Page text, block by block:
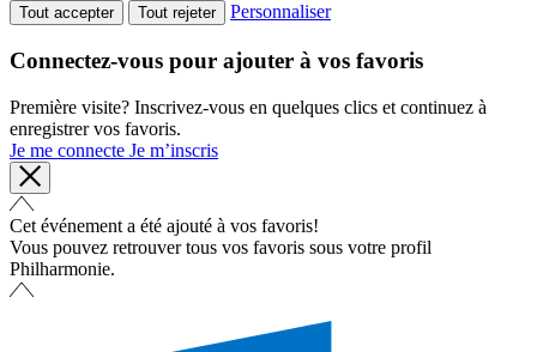
Tout accepter Tout rejeter Personnaliser
Connectez-vous pour ajouter à vos favoris
Première visite? Inscrivez-vous en quelques clics et continuez à
enregistrer vos favoris.
Je me connecte Je m’inscris
Cet événement a été ajouté à vos favoris!
Vous pouvez retrouver tous vos favoris sous votre profil
Philharmonie.